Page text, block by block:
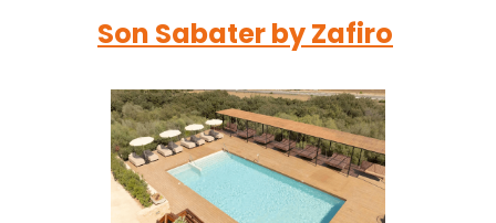
Son Sabater by Zafiro